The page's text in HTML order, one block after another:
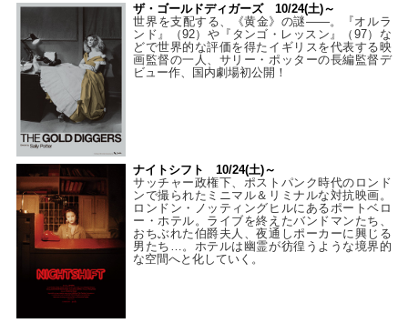
ザ・ゴールドディガーズ 10/24(土)～
世界を支配する、《黄金》の謎――。『オルラ
ンド』（92）や『タンゴ・レッスン』（97）な
どで世界的な評価を得たイギリスを代表する映
画監督の一人、サリー・ポッターの長編監督デ
ビュー作、国内劇場初公開！
ナイトシフト 10/24(土)～
サッチャー政権下、ポストパンク時代のロンド
ンで撮られたミニマル＆リミナルな対抗映画。
ロンドン・ノッティングヒルにあるポートベロ
ー・ホテル。ライブを終えたバンドマンたち、
おちぶれた伯爵夫人、夜通しポーカーに興じる
男たち…。ホテルは幽霊が彷徨うような境界的
な空間へと化していく。